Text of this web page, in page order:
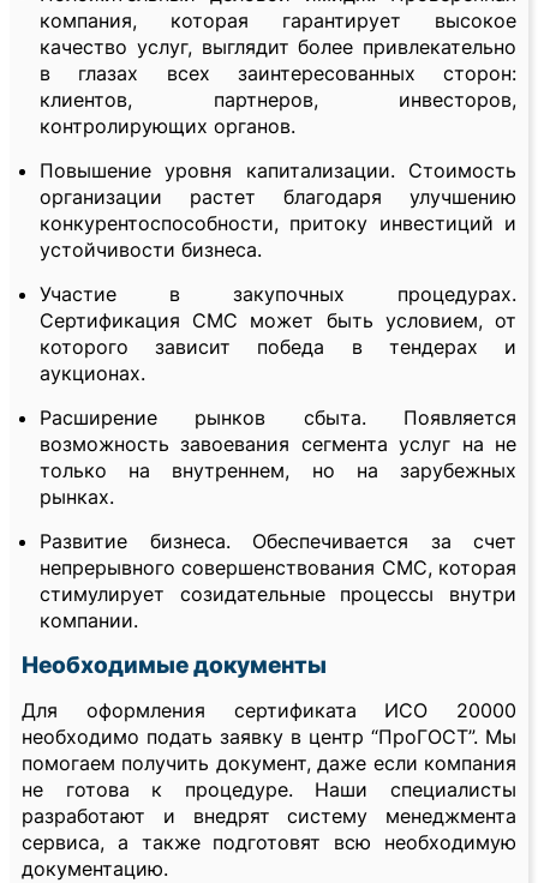
компания, которая гарантирует высокое
качество услуг, выглядит более привлекательно
в глазах всех заинтересованных сторон:
клиентов, партнеров, инвесторов,
контролирующих органов.
Повышение уровня капитализации. Стоимость
организации растет благодаря улучшению
конкурентоспособности, притоку инвестиций и
устойчивости бизнеса.
Участие в закупочных процедурах.
Сертификация СМС может быть условием, от
которого зависит победа в тендерах и
аукционах.
Расширение рынков сбыта. Появляется
возможность завоевания сегмента услуг на не
только на внутреннем, но на зарубежных
рынках.
Развитие бизнеса. Обеспечивается за счет
непрерывного совершенствования СМС, которая
стимулирует созидательные процессы внутри
компании.
Необходимые документы
Для оформления сертификата ИСО 20000
необходимо подать заявку в центр “ПроГОСТ”. Мы
помогаем получить документ, даже если компания
не готова к процедуре. Наши специалисты
разработают и внедрят систему менеджмента
сервиса, а также подготовят всю необходимую
документацию.